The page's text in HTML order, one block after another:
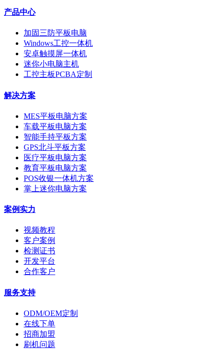
产品中心
加固三防平板电脑
Windows工控一体机
安卓触摸屏一体机
迷你小电脑主机
工控主板PCBA定制
解决方案
MES平板电脑方案
车载平板电脑方案
智能手持平板方案
GPS北斗平板方案
医疗平板电脑方案
教育平板电脑方案
POS收银一体机方案
掌上迷你电脑方案
案例实力
视频教程
客户案例
检测证书
开发平台
合作客户
服务支持
ODM/OEM定制
在线下单
招商加盟
刷机问题